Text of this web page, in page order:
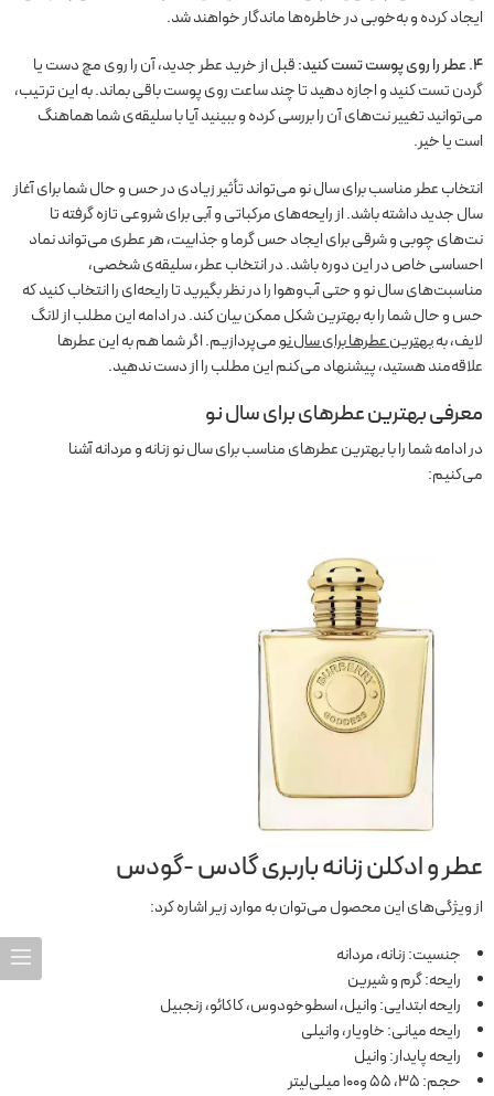
ایجاد کرده و به‌خوبی در خاطره‌ها ماندگار خواهند شد.
۴. عطر را روی پوست تست کنید:
قبل از خرید عطر جدید، آن را روی مچ دست یا
گردن تست کنید و اجازه دهید تا چند ساعت روی پوست باقی بماند. به این ترتیب،
می‌توانید تغییر نت‌های آن را بررسی کرده و ببینید آیا با سلیقه‌ی شما هماهنگ
است یا خیر.
انتخاب عطر مناسب برای سال نو می‌تواند تأثیر زیادی در حس و حال شما برای آغاز
سال جدید داشته باشد. از رایحه‌های مرکباتی و آبی برای شروعی تازه گرفته تا
نت‌های چوبی و شرقی برای ایجاد حس گرما و جذابیت، هر عطری می‌تواند نماد
احساسی خاص در این دوره باشد. در انتخاب عطر، سلیقه‌ی شخصی،
مناسبت‌های سال نو و حتی آب‌وهوا را در نظر بگیرید تا رایحه‌ای را انتخاب کنید که
حس و حال شما را به بهترین شکل ممکن بیان کند. در ادامه این مطلب از لانگ
لایف، بهبهترین عطرها برای سال نومی‌پردازیم. اگر شما هم به این عطرها
علاقه‌مند هستید، پیشنهاد می‌کنم این مطلب را از دست ندهید.
معرفی بهترین عطرهای برای سال نو
در ادامه شما را با بهترین عطرهای مناسب برای سال نو زنانه و مردانه آشنا
می‌کنیم:
عطر و ادکلن زنانه باربری گادس -گودس
از ویژگی‌های این محصول می‌توان به موارد زیر اشاره کرد:
جنسیت: زنانه، مردانه
رایحه: گرم و شیرین
رایحه ابتدایی: وانیل، اسطوخودوس، کاکائو، زنجبیل
رایحه میانی: خاویار، وانیلی
رایحه پایدار: وانیل
حجم: 35، 55 و100 میلی‌لیتر